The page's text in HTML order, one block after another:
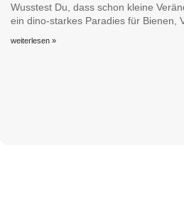
Wusstest Du, dass schon kleine
ein dino-starkes Paradies für Bienen,
weiterlesen »